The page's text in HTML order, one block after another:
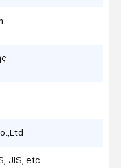
JIS, etc.